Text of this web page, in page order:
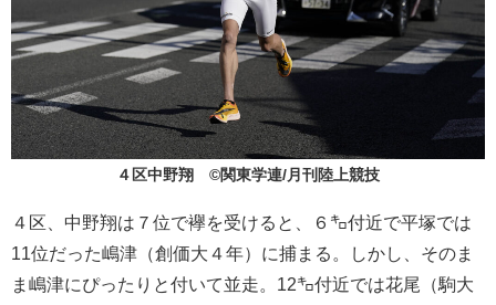
４区中野翔 ©関東学連/月刊陸上競技
４区、中野翔は７位で襷を受けると、６㌔付近で平塚では
11位だった嶋津（創価大４年）に捕まる。しかし、そのま
ま嶋津にぴったりと付いて並走。12㌔付近では花尾（駒大